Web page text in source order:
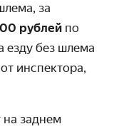
за
рублей по
езду без шлема
инспектора,
на заднем